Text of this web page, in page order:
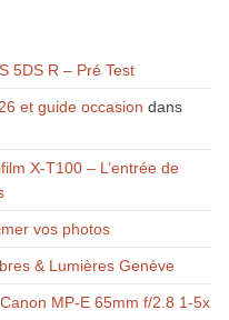
5DS R – Pré Test
et guide occasion dans
X-T100 – L’entrée de
vos photos
& Lumières Genève
MP-E 65mm f/2.8 1-5x